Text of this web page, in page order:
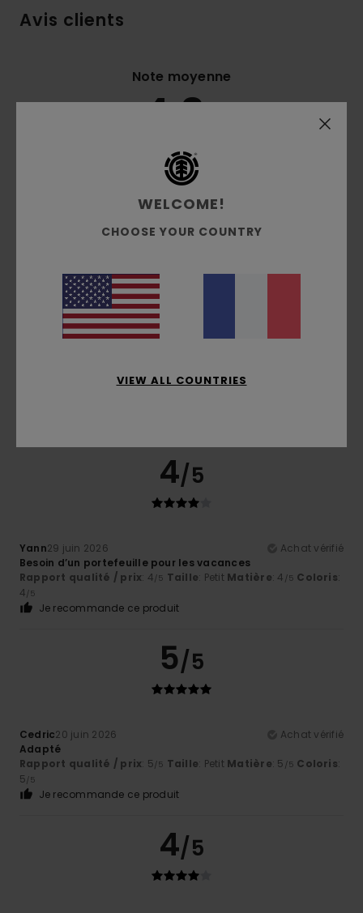
Avis clients
Note moyenne
4.3
3 avis vérifiés
100% de nos clients recommandent ce produit
Confort
Rapport qualité / prix
Taille
Trop petit Trop grand
4.7
4/5
Yann29 juin 2026
Achat vérifié
Besoin d’un portefeuille pour les vacances
Rapport qualité / prix: 4/5 Taille: Petit Matière: 4 /5 Coloris:
4/5
Je recommande ce produit
5/5
Cedric20 juin 2026
Achat vérifié
Adapté
Rapport qualité / prix: 5/5 Taille: Petit Matière: 5 /5 Coloris:
5/5
Je recommande ce produit
4/5
WELCOME!
CHOOSE YOUR COUNTRY
VIEW ALL COUNTRIES